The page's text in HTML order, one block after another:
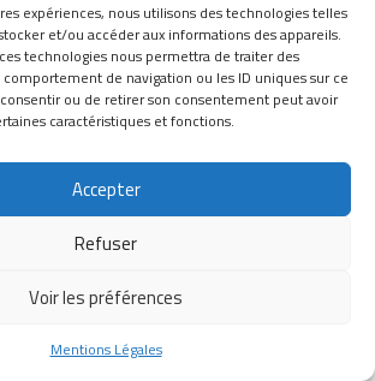
expériences, nous utilisons des technologies telles
et/ou accéder aux informations des appareils.
technologies nous permettra de traiter des
de navigation ou les ID uniques sur ce
ou de retirer son consentement peut avoir
caractéristiques et fonctions.
Accepter
Refuser
Voir les préférences
Mentions Légales
Contact – Mentions Légales